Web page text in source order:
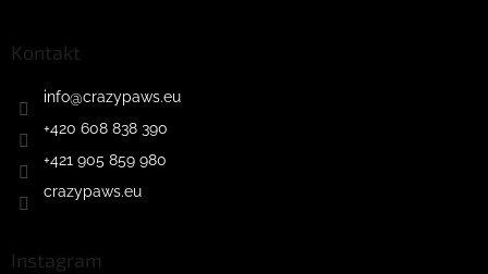
Kontakt
info@crazypaws.eu
+420 608 838 390
+421 905 859 980
crazypaws.eu
Instagram